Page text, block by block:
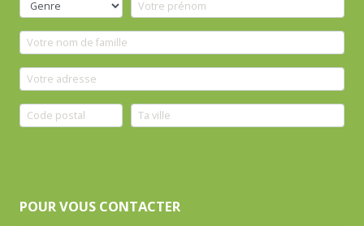
POUR VOUS CONTACTER